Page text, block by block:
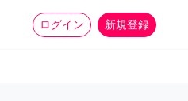
ログイン 新規登録
家事 more_horiz